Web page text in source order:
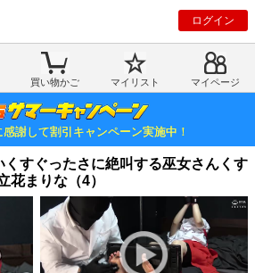
ログイン
買い物かご マイリスト マイページ
感謝して割引キャンペーン実施中！
くすぐったさに絶叫する巫女さんくす
花まりな（4）